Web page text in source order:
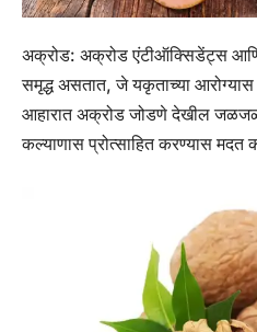
अक्रोड: अक्रोड एंटीऑक्सिडेंट्स
समृद्ध असतात, जे यकृताच्या
आहारात अक्रोड जोडणे देखील
कल्याणास प्रोत्साहित करण्यास